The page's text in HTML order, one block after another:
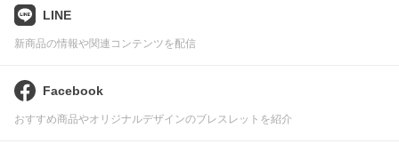
LINE
新商品の情報や関連コンテンツを配信
Facebook
おすすめ商品やオリジナルデザインのブレスレットを紹介